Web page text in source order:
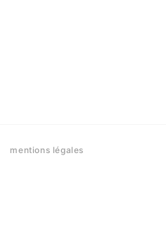
mentions légales